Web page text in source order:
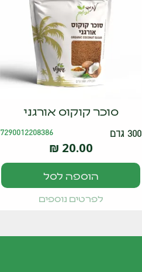
סוכר קוקוס אורגני
300 גרם 7290012208386
20.00
₪
הוספה לסל
לפרטים נוספים